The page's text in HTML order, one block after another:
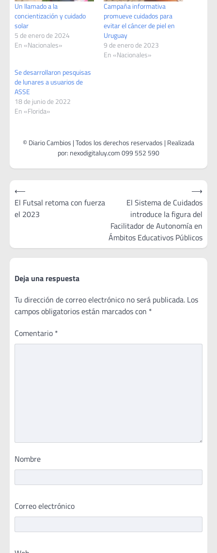
Un llamado a la
concientización y cuidado
solar
5 de enero de 2024
En «Nacionales»
Campaña informativa
promueve cuidados para
evitar el cáncer de piel en
Uruguay
9 de enero de 2023
En «Nacionales»
Se desarrollaron pesquisas
de lunares a usuarios de
ASSE
18 de junio de 2022
En «Florida»
Navegación
de
entradas
⟵
El Futsal retoma con fuerza
el 2023
El Sistema de Cuidados
introduce la figura del
Facilitador de Autonomía en
Ámbitos Educativos Públicos
⟶
Deja una respuesta
Tu dirección de correo electrónico no será publicada. Los
campos obligatorios están marcados con *
Comentario *
Nombre
Correo electrónico